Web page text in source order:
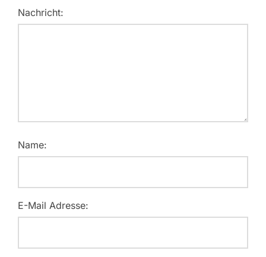
Nachricht:
Name:
E-Mail Adresse: